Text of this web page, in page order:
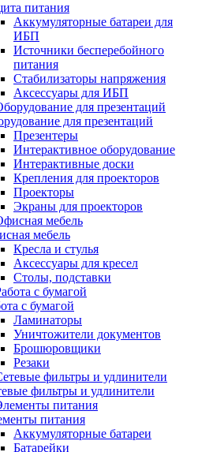
питания
Аккумуляторные батареи для
ИБП
Источники бесперебойного
питания
Стабилизаторы напряжения
Аксессуары для ИБП
для презентаций
Презентеры
Интерактивное оборудование
Интерактивные доски
Крепления для проекторов
Проекторы
Экраны для проекторов
мебель
Кресла и стулья
Аксессуары для кресел
Столы, подставки
с бумагой
Ламинаторы
Уничтожители документов
Брошюровщики
Резаки
фильтры и удлинители
питания
Аккумуляторные батареи
Батарейки